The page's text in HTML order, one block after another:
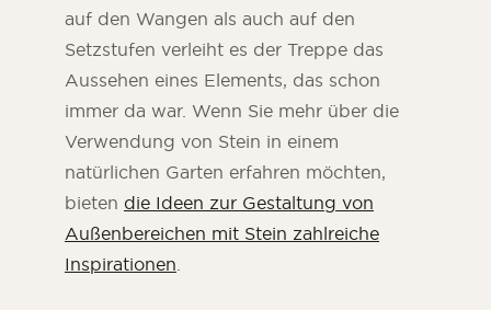
auf den Wangen als auch auf den
Setzstufen verleiht es der Treppe das
Aussehen eines Elements, das schon
immer da war. Wenn Sie mehr über die
Verwendung von Stein in einem
natürlichen Garten erfahren möchten,
bieten die Ideen zur Gestaltung von
Außenbereichen mit Stein zahlreiche
Inspirationen